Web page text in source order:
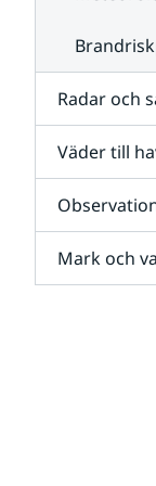
Radar och
Väder till
Mark och